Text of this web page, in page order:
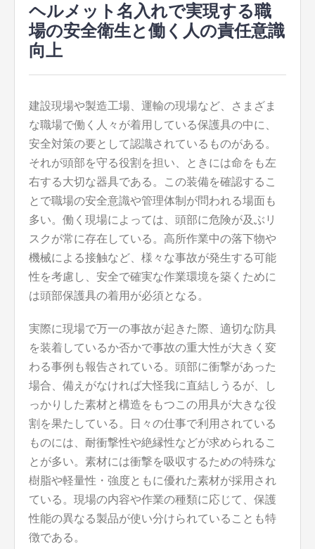
ヘルメット名入れで実現する職
場の安全衛生と働く人の責任意識
向上
建設現場や製造工場、運輸の現場など、さまざま
な職場で働く人々が着用している保護具の中に、
安全対策の要として認識されているものがある。
それが頭部を守る役割を担い、ときには命をも左
右する大切な器具である。この装備を確認するこ
とで職場の安全意識や管理体制が問われる場面も
多い。働く現場によっては、頭部に危険が及ぶリ
スクが常に存在している。高所作業中の落下物や
機械による接触など、様々な事故が発生する可能
性を考慮し、安全で確実な作業環境を築くために
は頭部保護具の着用が必須となる。
実際に現場で万一の事故が起きた際、適切な防具
を装着しているか否かで事故の重大性が大きく変
わる事例も報告されている。頭部に衝撃があった
場合、備えがなければ大怪我に直結しうるが、し
っかりした素材と構造をもつこの用具が大きな役
割を果たしている。日々の仕事で利用されている
ものには、耐衝撃性や絶縁性などが求められるこ
とが多い。素材には衝撃を吸収するための特殊な
樹脂や軽量性・強度ともに優れた素材が採用され
ている。現場の内容や作業の種類に応じて、保護
性能の異なる製品が使い分けられていることも特
徴である。